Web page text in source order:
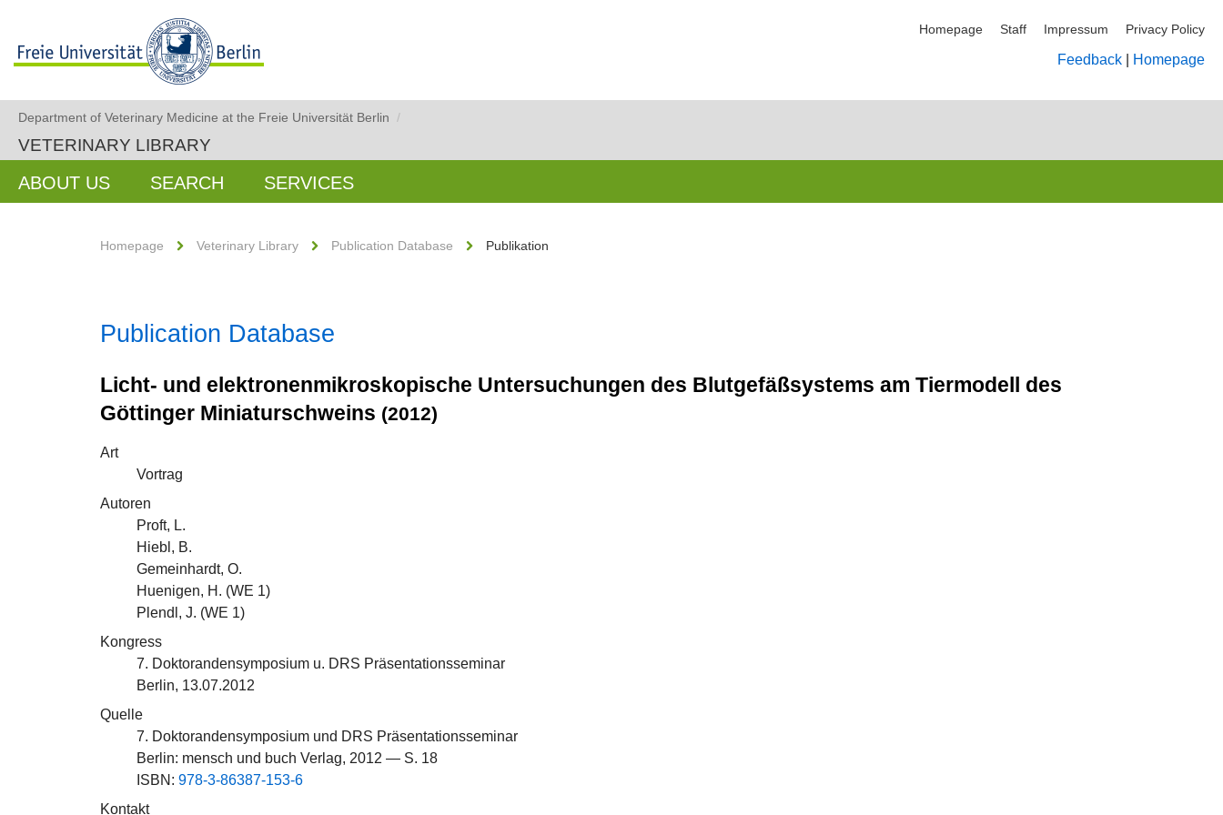
Homepage Staff Impressum Privacy Policy
Feedback Homepage
Department of Veterinary Medicine at the Freie Universität Berlin /
VETERINARY LIBRARY
ABOUT US SEARCH SERVICES
Homepage Veterinary Library Publication Database Publikation
Publication Database
Licht- und elektronenmikroskopische Untersuchungen des Blutgefäßsystems am Tiermodell des
Göttinger Miniaturschweins (2012)
Art
Vortrag
Autoren
Proft, L.
Hiebl, B.
Gemeinhardt, O.
Huenigen, H. (WE 1)
Plendl, J. (WE 1)
Kongress
7. Doktorandensymposium u. DRS Präsentationsseminar
Berlin, 13.07.2012
Quelle
7. Doktorandensymposium und DRS Präsentationsseminar
Berlin: mensch und buch Verlag, 2012 — S. 18
ISBN: 978-3-86387-153-6
Kontakt